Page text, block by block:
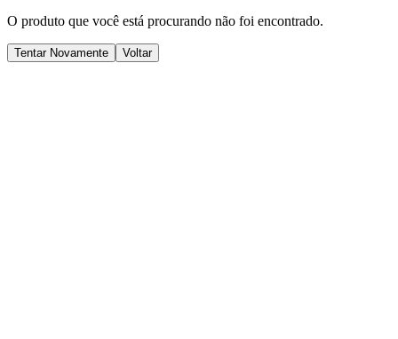
O produto que você está procurando não foi encontrado.
Tentar Novamente Voltar